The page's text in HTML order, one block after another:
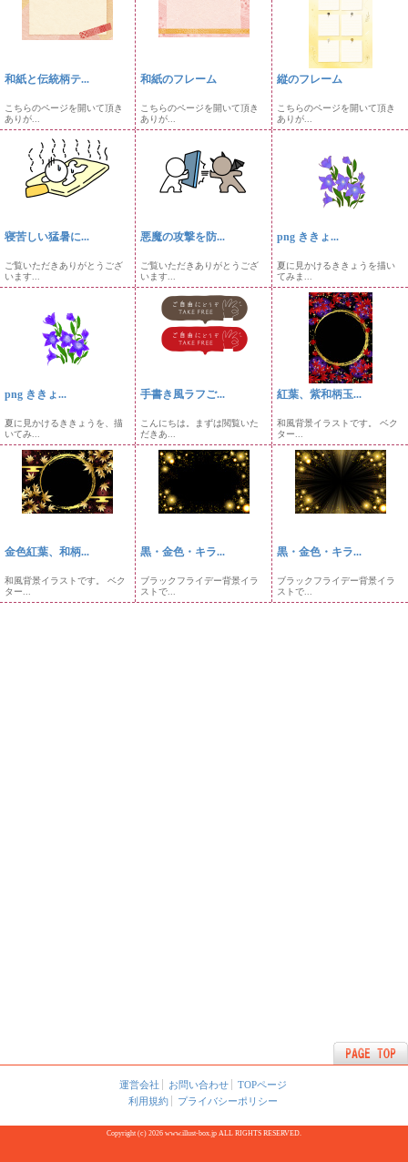
和紙と伝統柄テ...
こちらのページを開いて頂き
ありが...
和紙のフレーム
こちらのページを開いて頂き
ありが...
縦のフレーム
こちらのページを開いて頂き
ありが...
寝苦しい猛暑に...
ご覧いただきありがとうござ
います...
悪魔の攻撃を防...
ご覧いただきありがとうござ
います...
png ききょ...
夏に見かけるききょうを描い
てみま...
png ききょ...
夏に見かけるききょうを、描
いてみ...
手書き風ラフご...
こんにちは。まずは閲覧いた
だきあ...
紅葉、紫和柄玉...
和風背景イラストです。 ベク
ター...
金色紅葉、和柄...
和風背景イラストです。 ベク
ター...
黒・金色・キラ...
ブラックフライデー背景イラ
ストで...
黒・金色・キラ...
ブラックフライデー背景イラ
ストで...
運営会社 お問い合わせ
TOPページ
利用規約
プライバシーポリシー
Copyright (c) 2026 www.illust-box.jp ALL RIGHTS RESERVED.